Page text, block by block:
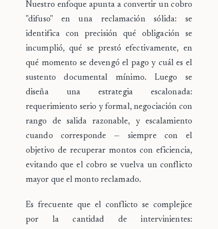
Nuestro enfoque apunta a convertir un cobro
"difuso" en una reclamación sólida: se
identifica con precisión qué obligación se
incumplió, qué se prestó efectivamente, en
qué momento se devengó el pago y cuál es el
sustento documental mínimo. Luego se
diseña una estrategia escalonada:
requerimiento serio y formal, negociación con
rango de salida razonable, y escalamiento
cuando corresponde — siempre con el
objetivo de recuperar montos con eficiencia,
evitando que el cobro se vuelva un conflicto
mayor que el monto reclamado.
Es frecuente que el conflicto se complejice
por la cantidad de intervinientes: